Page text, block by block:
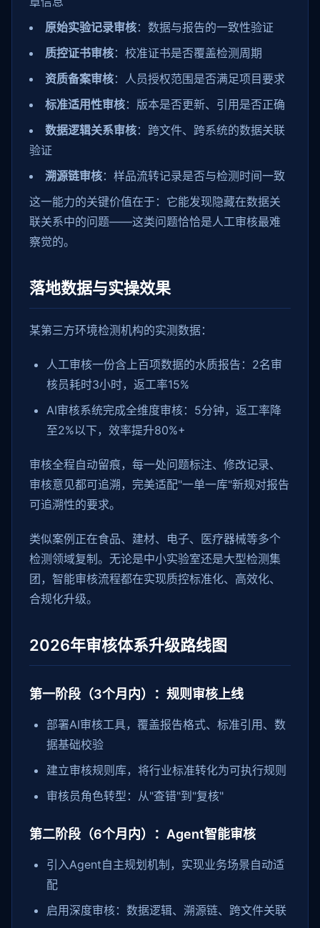
原始实验记录审核：数据与报告的一致性验证
质控证书审核：校准证书是否覆盖检测周期
资质备案审核：人员授权范围是否满足项目要求
标准适用性审核：版本是否更新、引用是否正确
数据逻辑关系审核：跨文件、跨系统的数据关联
验证
溯源链审核：样品流转记录是否与检测时间一致
这一能力的关键价值在于：它能发现隐藏在数据关
联关系中的问题——这类问题恰恰是人工审核最难
察觉的。
落地数据与实操效果
某第三方环境检测机构的实测数据：
人工审核一份含上百项数据的水质报告：2名审
核员耗时3小时，返工率15%
AI审核系统完成全维度审核：5分钟，返工率降
至2%以下，效率提升80%+
审核全程自动留痕，每一处问题标注、修改记录、
审核意见都可追溯，完美适配"一单一库"新规对报告
可追溯性的要求。
类似案例正在食品、建材、电子、医疗器械等多个
检测领域复制。无论是中小实验室还是大型检测集
团，智能审核流程都在实现质控标准化、高效化、
合规化升级。
2026年审核体系升级路线图
第一阶段（3个月内）：规则审核上线
部署AI审核工具，覆盖报告格式、标准引用、数
据基础校验
建立审核规则库，将行业标准转化为可执行规则
审核员角色转型：从"查错"到"复核"
第二阶段（6个月内）：Agent智能审核
引入Agent自主规划机制，实现业务场景自动适
配
启用深度审核：数据逻辑、溯源链、跨文件关联